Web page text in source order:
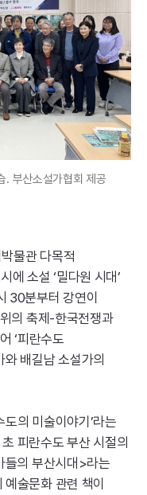
. 부산소설가협회 제공
물관 다목적
에 소설 ‘밀다원 시대’
30분부터 강연이
의 축제-한국전쟁과
‘피란수도
와 배길남 소설가의
의 미술이야기’라는
피란수도 부산 시절의
들의 부산시대>라는
술문화 관련 책이